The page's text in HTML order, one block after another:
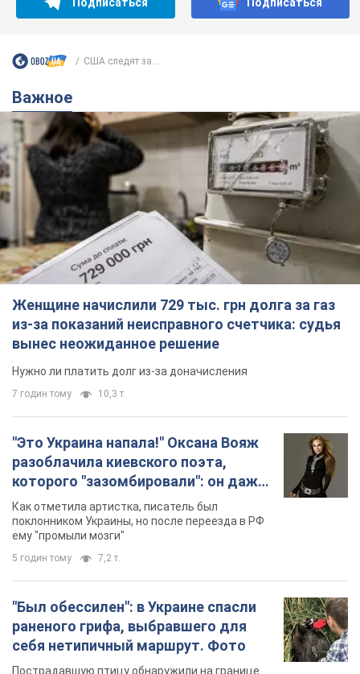
из-за показаний неисправного счетчика: судья
вынес неожиданное решение
Нужно ли платить долг из-за доначисления
7 годин тому
"Это Украина напала!" Оксана Вояж
разоблачила киевского поэта,
которого "зазомбировали": он даже
русского не знал, а теперь хочет
Как отметила артистка, писатель был
ему "промыли мозги"
5 годин тому 7,2 т.
"Был обессилен": в Украине спасли
раненого грифа, выбравшего для
себя нетипичный маршрут. Фото
Пострадавшую птицу обнаружили на границе
Киевской и Черкасской областей
5 годин тому 2,8 т.